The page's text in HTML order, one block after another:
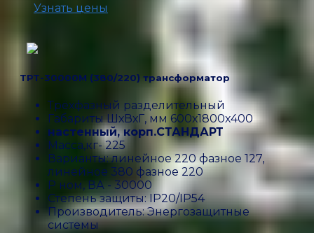
Узнать цены
ТРТ-30000М (380/220) трансформатор
Трёхфазный разделительный
Габариты ШхВхГ, мм 600х1800х400
настенный, корп.СТАНДАРТ
Масса,кг- 225
Варианты: линейное 220 фазное 127,
линейное 380 фазное 220
P ном, ВА - 30000
Степень защиты: IP20/IP54
Производитель: Энергозащитные
системы